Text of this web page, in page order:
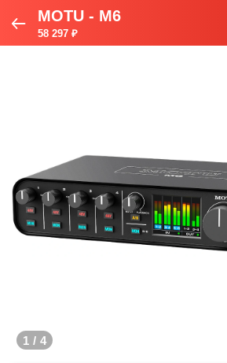
MOTU - M6
58 297 ₽
1 / 4